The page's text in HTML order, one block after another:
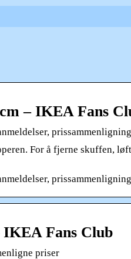
– IKEA Fans
prissammenligning
For å fjerne skuffen,
prissammenligning
IKEA Fans Club
priser